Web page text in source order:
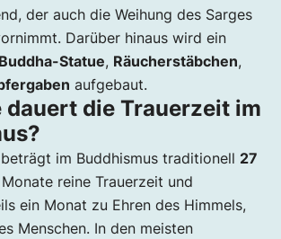
der auch die Weihung des Sarges
Darüber hinaus wird ein
Buddha-Statue, Räucherstäbchen,
aufgebaut.
dauert die Trauerzeit im
beträgt im Buddhismus traditionell 27
reine Trauerzeit und
ein Monat zu Ehren des Himmels,
Menschen. In den meisten